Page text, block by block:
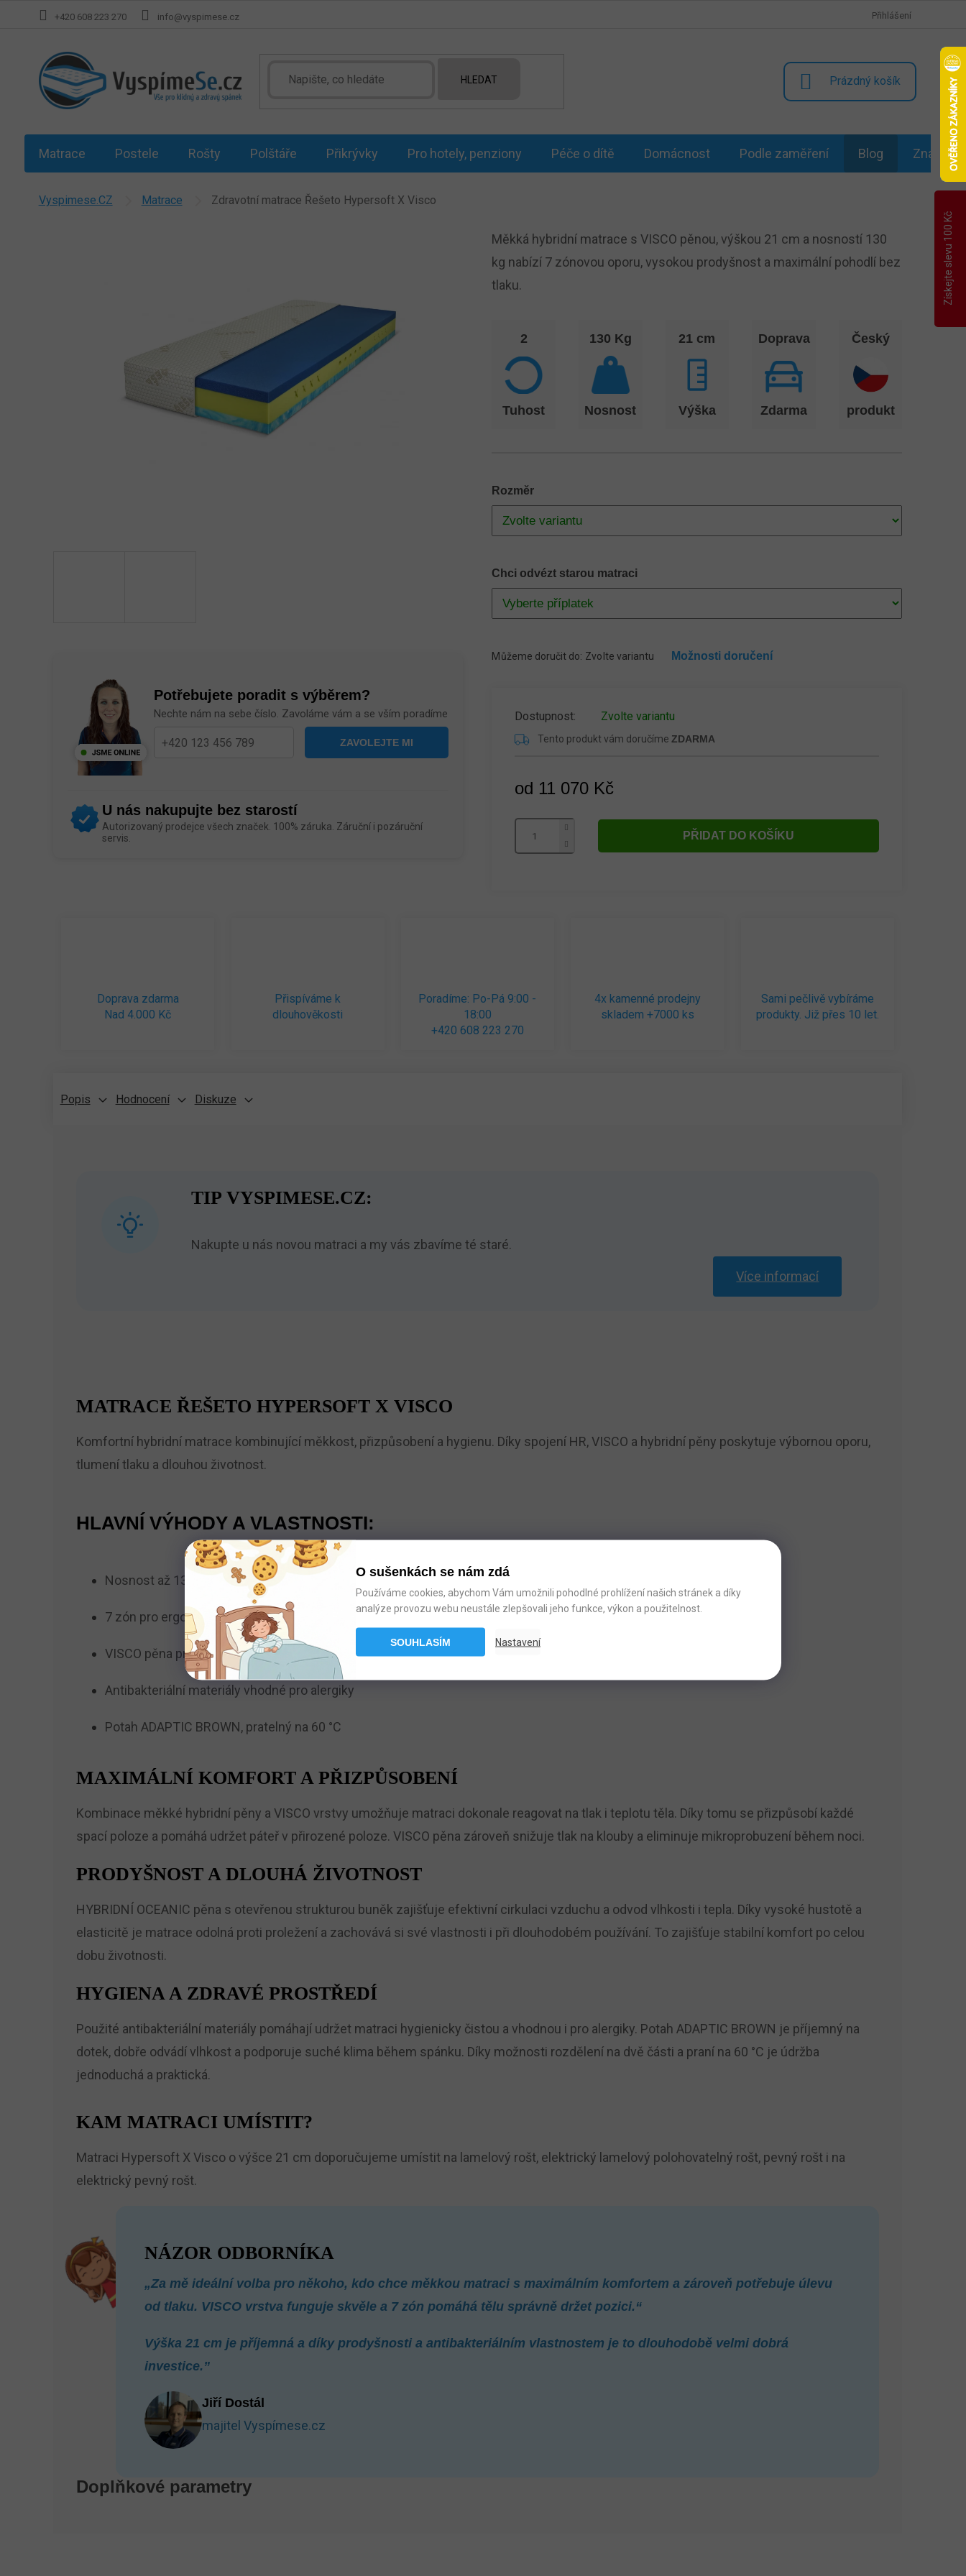
O sušenkách se nám zdá
Používáme cookies, abychom Vám umožnili pohodlné prohlížení našich stránek a díky
analýze provozu webu neustále zlepšovali jeho funkce, výkon a použitelnost.
SOUHLASÍM Nastavení
+420 608 223 270 info@vyspimese.cz Přihlášení
HLEDAT
NÁKUPNÍ
KOŠÍK
Prázdný košík
Matrace Postele Rošty Polštáře Přikrývky Pro hotely, penziony Péče o dítě Domácnost Podle zaměření Blog Značky
Vyspimese.CZ Matrace Zdravotní matrace Řešeto Hypersoft X Visco
Potřebujete poradit s výběrem?
Nechte nám na sebe číslo. Zavoláme vám a se vším poradíme
U nás nakupujte bez starostí
Autorizovaný prodejce všech značek. 100% záruka. Záruční i pozáruční
servis.
od 11 070 Kč
Zvolte variantu
Tento produkt vám doručímeZDARMA
PŘIDAT DO KOŠÍKU
Rozměr
Chci odvézt starou matraci
Můžeme doručit do: Zvolte variantu Možnosti doručení
Měkká hybridní matrace s VISCO pěnou, výškou 21 cm a nosností 130
kg nabízí 7 zónovou oporu, vysokou prodyšnost a maximální pohodlí bez
tlaku.
2
Tuhost
130 Kg
Nosnost
21 cm
Výška
Doprava
Zdarma
Český
produkt
Doprava zdarma
Nad 4.000 Kč
Přispíváme k
dlouhověkosti
Poradíme: Po-Pá 9:00 -
18:00
+420 608 223 270
4x kamenné prodejny
skladem +7000 ks
Sami pečlivě vybíráme
produkty. Již přes 10 let.
Popis Hodnocení Diskuze
TIP VYSPIMESE.CZ:
Nakupte u nás novou matraci a my vás zbavíme té staré.
Více informací
MATRACE ŘEŠETO HYPERSOFT X VISCO
Komfortní hybridní matrace kombinující měkkost, přizpůsobení a hygienu. Díky spojení HR, VISCO a hybridní pěny poskytuje výbornou oporu,
tlumení tlaku a dlouhou životnost.
HLAVNÍ VÝHODY A VLASTNOSTI:
Nosnost až 130 kg a výška 21 cm pro pohodlný spánek
7 zón pro ergonomickou podporu těla
VISCO pěna pro snížení tlaku na klouby
Antibakteriální materiály vhodné pro alergiky
Potah ADAPTIC BROWN, pratelný na 60 °C
MAXIMÁLNÍ KOMFORT A PŘIZPŮSOBENÍ
Kombinace měkké hybridní pěny a VISCO vrstvy umožňuje matraci dokonale reagovat na tlak i teplotu těla. Díky tomu se přizpůsobí každé
spací poloze a pomáhá udržet páteř v přirozené poloze. VISCO pěna zároveň snižuje tlak na klouby a eliminuje mikroprobuzení během noci.
PRODYŠNOST A DLOUHÁ ŽIVOTNOST
HYBRIDNÍ OCEANIC pěna s otevřenou strukturou buněk zajišťuje efektivní cirkulaci vzduchu a odvod vlhkosti i tepla. Díky vysoké hustotě a
elasticitě je matrace odolná proti proležení a zachovává si své vlastnosti i při dlouhodobém používání. To zajišťuje stabilní komfort po celou
dobu životnosti.
HYGIENA A ZDRAVÉ PROSTŘEDÍ
Použité antibakteriální materiály pomáhají udržet matraci hygienicky čistou a vhodnou i pro alergiky. Potah ADAPTIC BROWN je příjemný na
dotek, dobře odvádí vlhkost a podporuje suché klima během spánku. Díky možnosti rozdělení na dvě části a praní na 60 °C je údržba
jednoduchá a praktická.
KAM MATRACI UMÍSTIT?
Matraci Hypersoft X Visco o výšce 21 cm doporučujeme umístit na lamelový rošt, elektrický lamelový polohovatelný rošt, pevný rošt i na
elektrický pevný rošt.
NÁZOR ODBORNÍKA
„Za mě ideální volba pro někoho, kdo chce měkkou matraci s maximálním komfortem a zároveň potřebuje úlevu
od tlaku. VISCO vrstva funguje skvěle a 7 zón pomáhá tělu správně držet pozici.“
Výška 21 cm je příjemná a díky prodyšnosti a antibakteriálním vlastnostem je to dlouhodobě velmi dobrá
investice.”
Jiří Dostál
majitel Vyspímese.cz
Doplňkové parametry
Získejte slevu 100 Kč